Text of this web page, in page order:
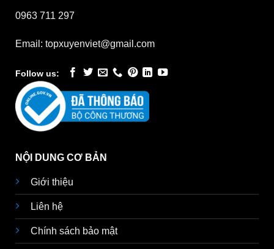
0963 711 297
Email: topxuyenviet@gmail.com
Follow us:
NỘI DUNG CƠ BẢN
Giới thiệu
Liên hệ
Chính sách bảo mật